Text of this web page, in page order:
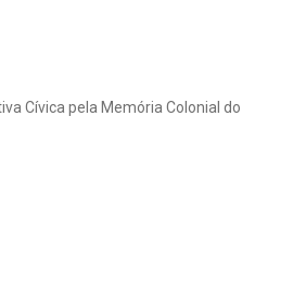
Cívica pela Memória Colonial do